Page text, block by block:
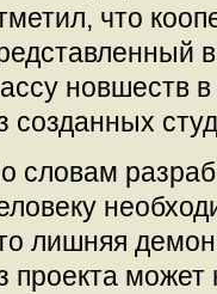
что
новшеств
созданных
словам
лишняя
проекта может